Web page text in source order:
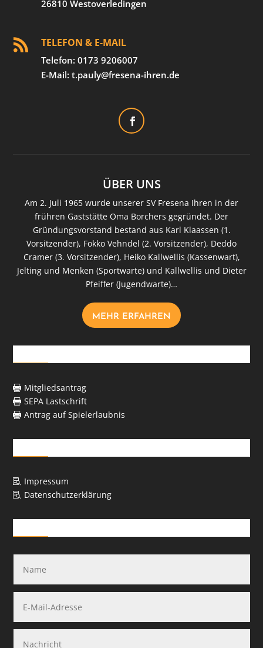
26810 Westoverledingen
 TELEFON & E-MAIL
Telefon: 0173 9206007
E-Mail: t.pauly@fresena-ihren.de
ÜBER UNS
Am 2. Juli 1965 wurde unserer SV Fresena Ihren in der
frühren Gaststätte Oma Borchers gegründet. Der
Gründungsvorstand bestand aus Karl Klaassen (1.
Vorsitzender), Fokko Vehndel (2. Vorsitzender), Deddo
Cramer (3. Vorsitzender), Heiko Kallwellis (Kassenwart),
Jelting und Menken (Sportwarte) und Kallwellis und Dieter
Pfeiffer (Jugendwarte)…
MEHR ERFAHREN
 Mitgliedsantrag
 SEPA Lastschrift
 Antrag auf Spielerlaubnis
 Impressum
 Datenschutzerklärung